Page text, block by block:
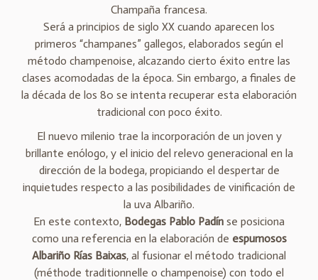
Champaña francesa.
Será a principios de siglo XX cuando aparecen los
primeros “champanes” gallegos, elaborados según el
método champenoise, alcazando cierto éxito entre las
clases acomodadas de la época. Sin embargo, a finales de
la década de los 80 se intenta recuperar esta elaboración
tradicional con poco éxito.
El nuevo milenio trae la incorporación de un joven y
brillante enólogo, y el inicio del relevo generacional en la
dirección de la bodega, propiciando el despertar de
inquietudes respecto a las posibilidades de vinificación de
la uva Albariño.
En este contexto, Bodegas Pablo Padín se posiciona
como una referencia en la elaboración de espumosos
Albariño Rías Baixas, al fusionar el método tradicional
(méthode traditionnelle o champenoise) con todo el